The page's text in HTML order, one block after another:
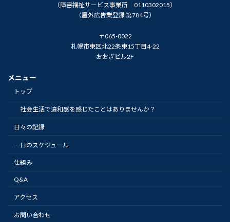
（障害福祉サービス事業所 0110302015）
（屋外広告業登録 第784号）
〒065-0022
札幌市東区北22条東15丁目4-22
おおぎビル2F
メニュー
トップ
社会生活で違和感を感じたことはありませんか？
日々の記録
一日のスケジュール
仕組み
Q&A
アクセス
お問い合わせ